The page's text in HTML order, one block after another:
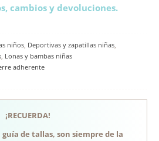
cambios y devoluciones.
niños, Deportivas y zapatillas niñas,
, Lonas y bambas niñas
adherente
¡RECUERDA!
guía de tallas, son siempre de la